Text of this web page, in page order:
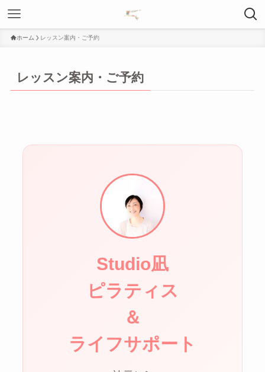
ホーム レッスン案内・ご予約
レッスン案内・ご予約
Studio凪
ピラティス
＆
ライフサポート